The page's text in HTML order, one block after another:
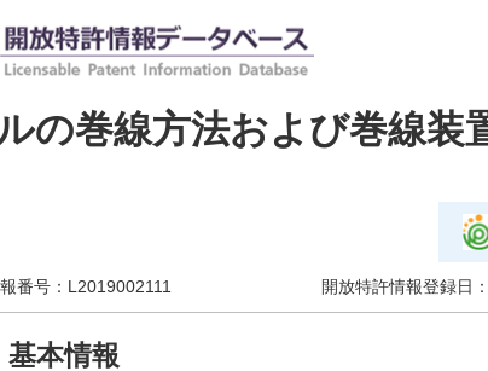
の巻線方法および巻線装
番号： L2019002111 開放特許情報登録日：
基本情報